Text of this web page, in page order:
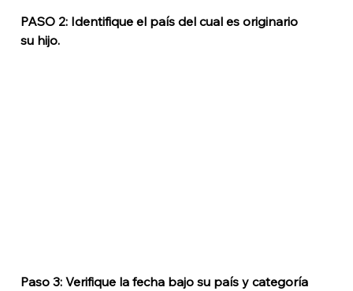
PASO 2: Identifique el país del cual es originario
su hijo.
Paso 3: Verifique la fecha bajo su país y categoría